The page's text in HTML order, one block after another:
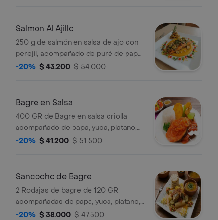
Salmon Al Ajillo
250 g de salmón en salsa de ajo con
perejil, acompañado de puré de papa,
espárragos y patacones.
-20% $ 43.200 $ 54.000
Bagre en Salsa
400 GR de Bagre en salsa criolla
acompañado de papa, yuca, platano,
consome y arroz blanco.
-20% $ 41.200 $ 51.500
Sancocho de Bagre
2 Rodajas de bagre de 120 GR
acompañadas de papa, yuca, platano,
mazorca, aguacate y arroz blanco.
-20% $ 38.000 $ 47.500